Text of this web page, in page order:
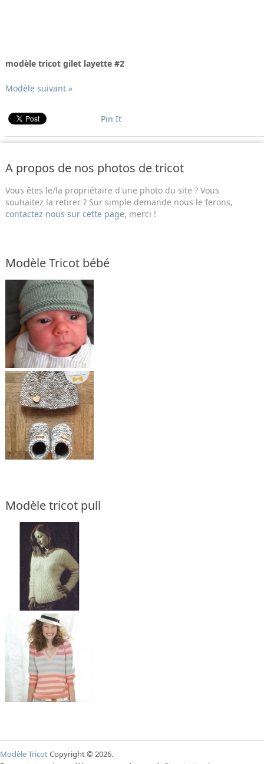
modèle tricot gilet layette #2
Modèle suivant »
Pin It
A propos de nos photos de tricot
Vous êtes le/la propriétaire d'une photo du site ? Vous
souhaitez la retirer ? Sur simple demande nous le ferons,
contactez nous sur cette page, merci !
Modèle Tricot bébé
Modèle tricot pull
Modèle TricotCopyright © 2026.